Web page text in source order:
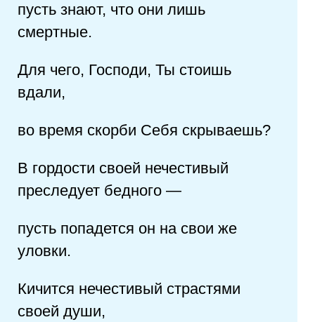
пусть знают, что они лишь
смертные.
Для чего, Господи, Ты стоишь
вдали,
во время скорби Себя скрываешь?
В гордости своей нечестивый
преследует бедного —
пусть попадется он на свои же
уловки.
Кичится нечестивый страстями
своей души,